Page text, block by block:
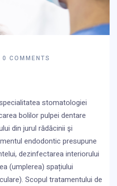
0 COMMENTS
stomatologiei
bolilor pulpei dentare
din jurul rădăcinii şi
endodontic presupune
dezinfectarea interiorului
(umplerea) spațiului
Scopul tratamentului de